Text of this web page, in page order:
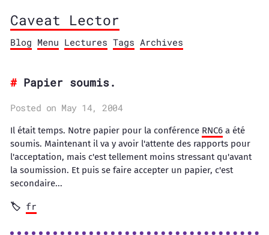
Caveat Lector
Blog Menu Lectures Tags Archives
Papier soumis.
Posted on May 14, 2004
Il était temps. Notre papier pour la conférence RNC6 a été
soumis. Maintenant il va y avoir l'attente des rapports pour
l'acceptation, mais c'est tellement moins stressant qu'avant
la soumission. Et puis se faire accepter un papier, c'est
secondaire...
fr